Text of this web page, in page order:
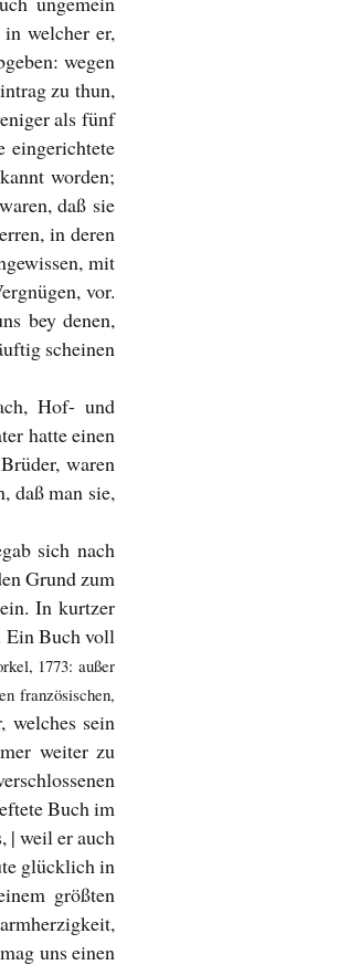
welcher er,
wegen
zu thun,
als fünf
eingerichtete
worden;
daß sie
in deren
mit
vor.
bey denen,
scheinen
Hof- und
hatte einen
waren
daß man sie,
sich nach
Grund zum
In kurtzer
Ein Buch voll
1773: außer
französischen,
welches sein
weiter zu
Buch im
| weil er auch
glücklich in
größten
uns einen